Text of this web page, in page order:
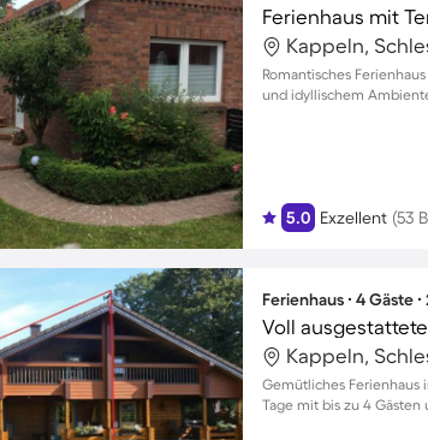
Ferienhaus mit
Kappeln,
Romantisches
und idyllischem
5.0 Exzellent (53
Ferienhaus ∙ 4 Gäste
Kappeln,
Gemütliches Ferienhaus
Tage mit bis zu 4 Gästen